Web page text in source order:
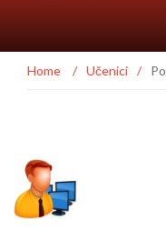
Home / Učenici /